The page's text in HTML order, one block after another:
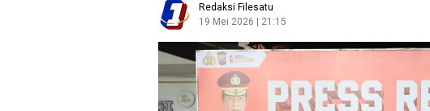
Redaksi Filesatu
19 Mei 2026 | 21:15